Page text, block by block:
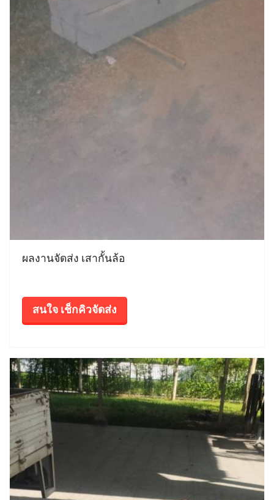
ผลงานจัดส่ง เสากั้นล้อ
สนใจ เช็กคิวจัดส่ง